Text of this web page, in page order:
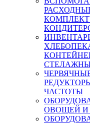
ЧАСТОТЫ
ОВОЩЕЙ И